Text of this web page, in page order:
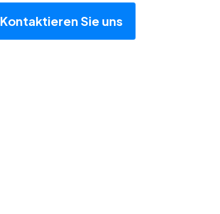
Kontaktieren Sie uns